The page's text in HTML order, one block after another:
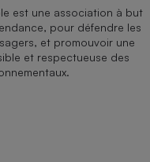
est une association à but
pour défendre les
et promouvoir une
et respectueuse des